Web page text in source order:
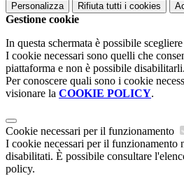
Personalizza Rifiuta tutti i cookies
Gestione cookie
In questa schermata è possibile
I cookie necessari sono quelli che
piattaforma e non è possibile disabilitarli.
Per conoscere quali sono i cookie
visionare la COOKIE POLICY.
Cookie necessari per il funzionamento
I cookie necessari per il funzionamento
disabilitati. È possibile consultare
policy.